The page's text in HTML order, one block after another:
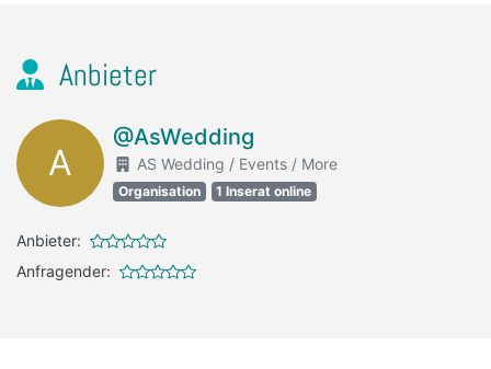
Anbieter
A
@AsWedding
AS Wedding / Events / More
Organisation 1 Inserat online
Anbieter:
Anfragender: